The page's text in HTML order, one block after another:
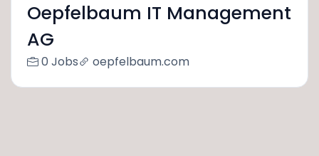
Oepfelbaum IT Management
AG
0 Jobs oepfelbaum.com